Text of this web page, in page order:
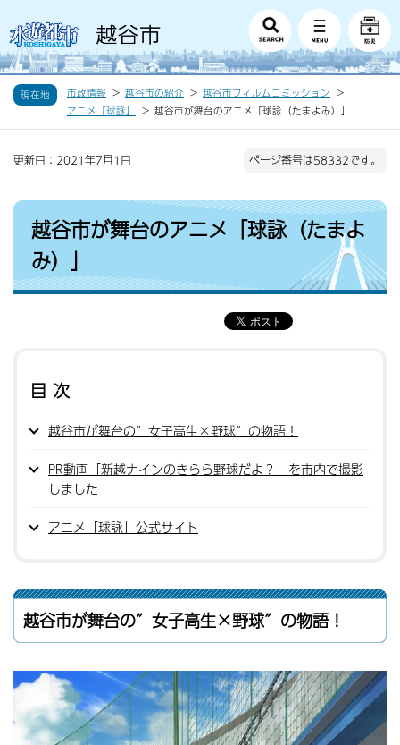
現在地 市政情報 越谷市の紹介
越谷市フィルムコミッション
アニメ「球詠」
越谷市が舞台のアニメ「球詠（たまよみ）」
更新日：2021年7月1日 ページ番号は58332です。
越谷市が舞台のアニメ「球詠（たまよ
み）」
目次
越谷市が舞台の″女子高生×野球″の物語！
PR動画「新越ナインのきらら野球だよ？」を市内で撮影
しました
アニメ「球詠」公式サイト
越谷市が舞台の″女子高生×野球″の物語！